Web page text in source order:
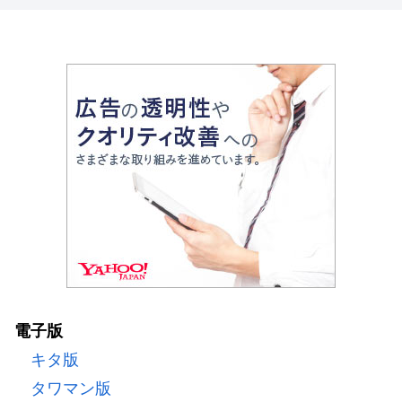
電子版
キタ版
タワマン版